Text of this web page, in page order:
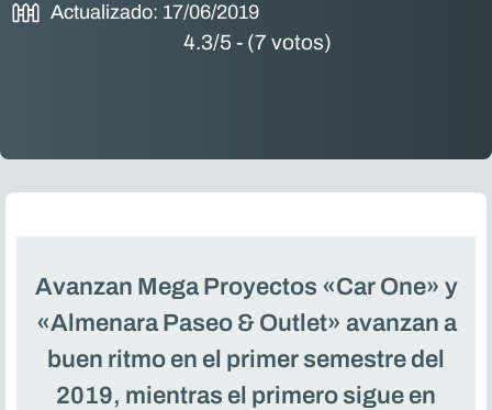
Actualizado: 17/06/2019
4.3/5 - (7 votos)
Avanzan Mega Proyectos «Car One» y
«Almenara Paseo & Outlet» avanzan a
buen ritmo en el primer semestre del
2019, mientras el primero sigue en